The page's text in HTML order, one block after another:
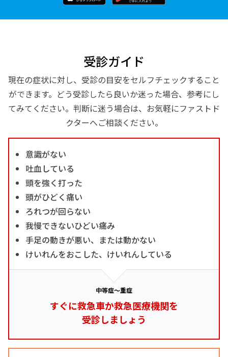
受診ガイド
現在の症状に対し、受診の目安をセルフチェックすること
ができます。どう受診したら良いか迷った場合、参考にし
てみてください。判断に迷う場合は、お気軽にファストド
クターへご相談ください。
意識がない
吐血している
頭を強く打った
頭がひどく痛い
ろれつが回らない
我慢できないひどい痛み
手足の動きが悪い、または動かない
けいれんをおこした、けいれんしている
中等症～重症
すぐに救急車か救急医療機関を
受診しましょう